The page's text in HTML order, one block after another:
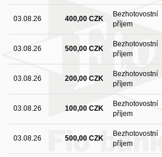
03.08.26 400,00 CZK
Bezhotovostní
příjem
03.08.26 500,00 CZK
Bezhotovostní
příjem
03.08.26 200,00 CZK
Bezhotovostní
příjem
03.08.26 100,00 CZK
Bezhotovostní
příjem
03.08.26 500,00 CZK
Bezhotovostní
příjem